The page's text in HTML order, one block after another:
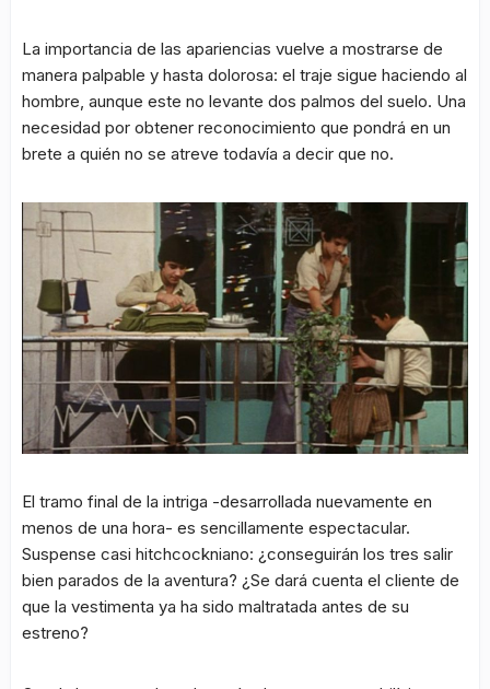
La importancia de las apariencias vuelve a mostrarse de
manera palpable y hasta dolorosa: el traje sigue haciendo al
hombre, aunque este no levante dos palmos del suelo. Una
necesidad por obtener reconocimiento que pondrá en un
brete a quién no se atreve todavía a decir que no.
El tramo final de la intriga -desarrollada nuevamente en
menos de una hora- es sencillamente espectacular.
Suspense casi hitchcockniano: ¿conseguirán los tres salir
bien parados de la aventura? ¿Se dará cuenta el cliente de
que la vestimenta ya ha sido maltratada antes de su
estreno?